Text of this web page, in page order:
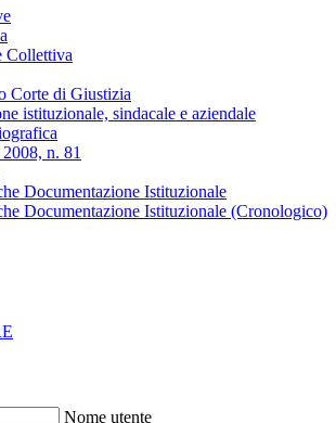
Collettiva
Corte di Giustizia
istituzionale, sindacale e aziendale
n. 81
Documentazione Istituzionale
Documentazione Istituzionale (Cronologico)
Nome utente